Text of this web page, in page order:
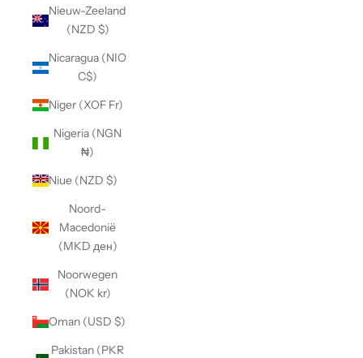
Nieuw-Zeeland
(NZD $)
Nicaragua (NIO
C$)
Niger (XOF Fr)
Nigeria (NGN
₦)
Niue (NZD $)
Noord-
Macedonië
(MKD ден)
Noorwegen
(NOK kr)
Oman (USD $)
Pakistan (PKR